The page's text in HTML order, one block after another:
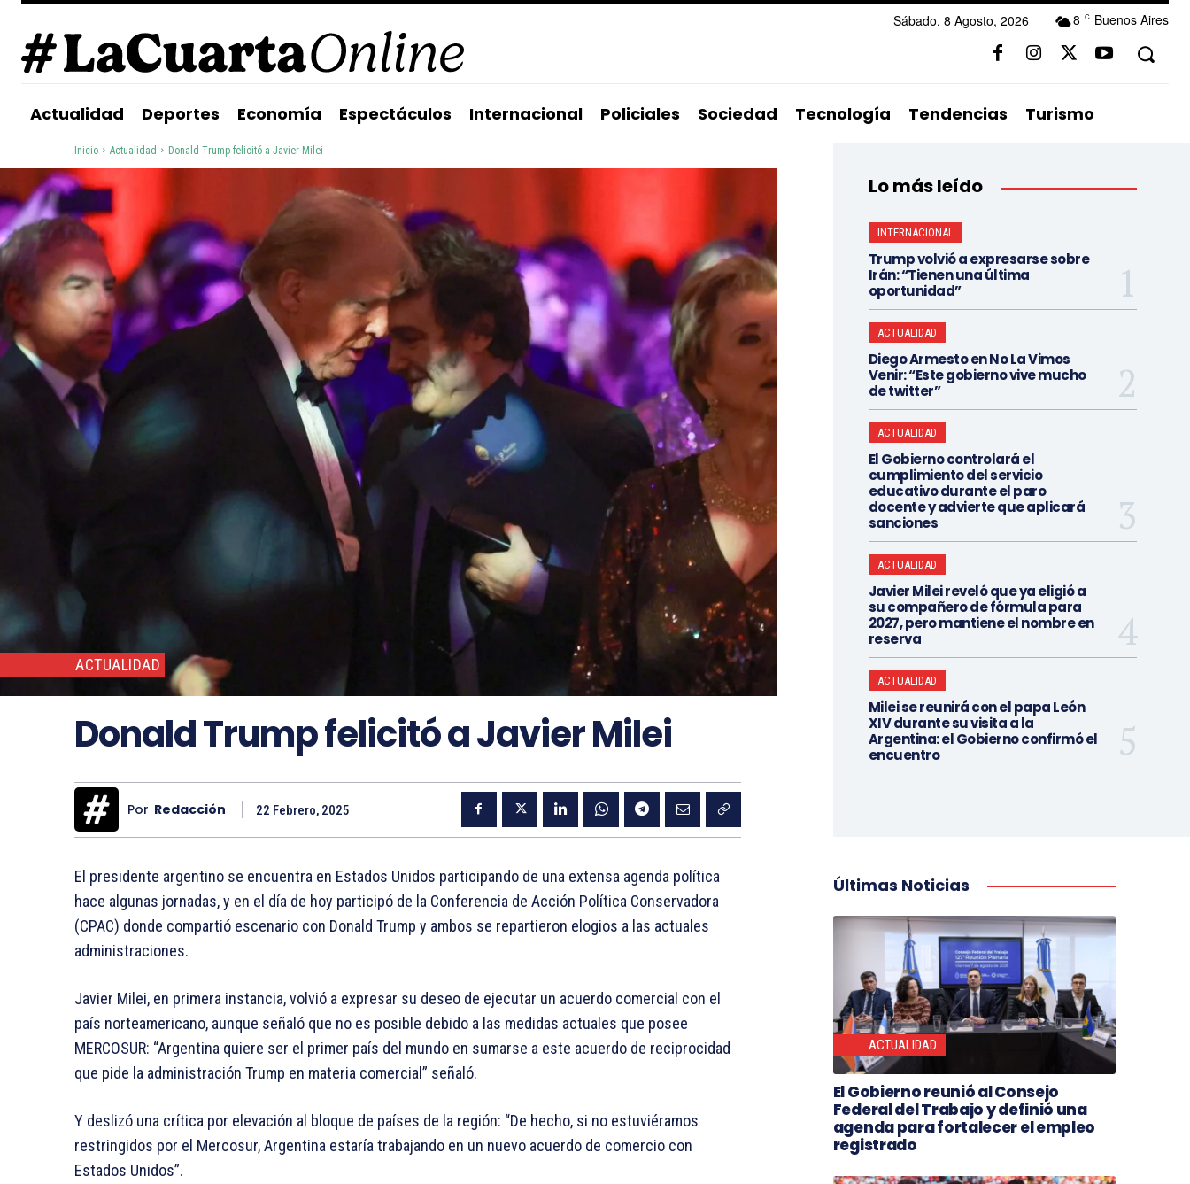
8 C Buenos Aires
Sábado, 8 Agosto, 2026
Actualidad Deportes Economía Espectáculos Internacional Policiales Sociedad Tecnología Tendencias Turismo
Inicio Actualidad Donald Trump felicitó a Javier Milei
ACTUALIDAD
Donald Trump felicitó a Javier Milei
Por Redacción 22 Febrero, 2025
El presidente argentino se encuentra en Estados Unidos participando de una extensa agenda política
hace algunas jornadas, y en el día de hoy participó de la Conferencia de Acción Política Conservadora
(CPAC) donde compartió escenario con Donald Trump y ambos se repartieron elogios a las actuales
administraciones.
Javier Milei, en primera instancia, volvió a expresar su deseo de ejecutar un acuerdo comercial con el
país norteamericano, aunque señaló que no es posible debido a las medidas actuales que posee
MERCOSUR: “Argentina quiere ser el primer país del mundo en sumarse a este acuerdo de reciprocidad
que pide la administración Trump en materia comercial” señaló.
Y deslizó una crítica por elevación al bloque de países de la región: “De hecho, si no estuviéramos
restringidos por el Mercosur, Argentina estaría trabajando en un nuevo acuerdo de comercio con
Estados Unidos”.
Lo más leído
INTERNACIONAL
Trump volvió a expresarse sobre
Irán: “Tienen una última
oportunidad”
ACTUALIDAD
Diego Armesto en No La Vimos
Venir: “Este gobierno vive mucho
de twitter”
ACTUALIDAD
El Gobierno controlará el
cumplimiento del servicio
educativo durante el paro
docente y advierte que aplicará
sanciones
ACTUALIDAD
Javier Milei reveló que ya eligió a
su compañero de fórmula para
2027, pero mantiene el nombre en
reserva
ACTUALIDAD
Milei se reunirá con el papa León
XIV durante su visita a la
Argentina: el Gobierno confirmó el
encuentro
Últimas Noticias
ACTUALIDAD
El Gobierno reunió al Consejo
Federal del Trabajo y definió una
agenda para fortalecer el empleo
registrado